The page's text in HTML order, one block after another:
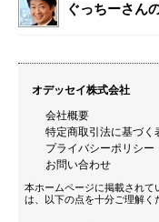
ぐっちーさん
オデッセイ株式会社
会社概要
特定商取引法に基づく
プライバシーポリシー
お問い合わせ
本ホームページに掲載されて
は、以下の点を十分ご理解く